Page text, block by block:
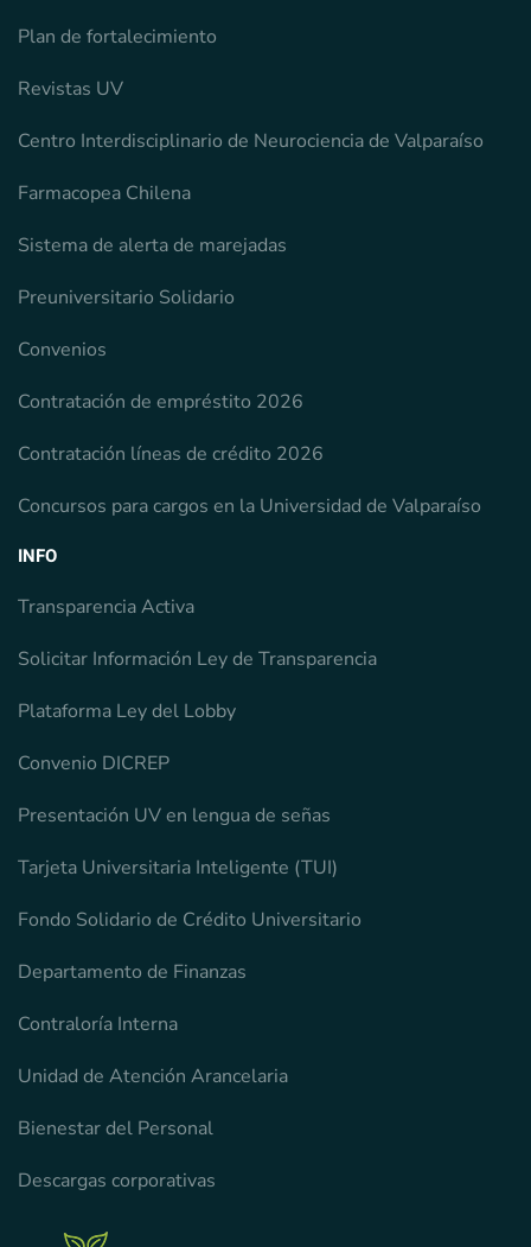
Plan de fortalecimiento
Revistas UV
Centro Interdisciplinario de Neurociencia de Valparaíso
Farmacopea Chilena
Sistema de alerta de marejadas
Preuniversitario Solidario
Convenios
Contratación de empréstito 2026
Contratación líneas de crédito 2026
Concursos para cargos en la Universidad de Valparaíso
INFO
Transparencia Activa
Solicitar Información Ley de Transparencia
Plataforma Ley del Lobby
Convenio DICREP
Presentación UV en lengua de señas
Tarjeta Universitaria Inteligente (TUI)
Fondo Solidario de Crédito Universitario
Departamento de Finanzas
Contraloría Interna
Unidad de Atención Arancelaria
Bienestar del Personal
Descargas corporativas